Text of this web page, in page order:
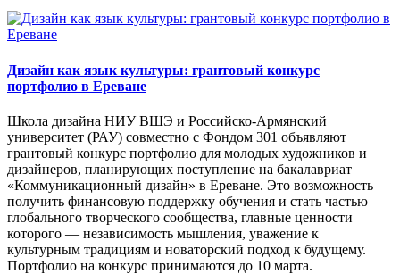
Дизайн как язык культуры: грантовый конкурс
портфолио в Ереване
Школа дизайна НИУ ВШЭ и Российско-Армянский
университет (РАУ) совместно с Фондом 301 объявляют
грантовый конкурс портфолио для молодых художников и
дизайнеров, планирующих поступление на бакалавриат
«Коммуникационный дизайн» в Ереване. Это возможность
получить финансовую поддержку обучения и стать частью
глобального творческого сообщества, главные ценности
которого — независимость мышления, уважение к
культурным традициям и новаторский подход к будущему.
Портфолио на конкурс принимаются до 10 марта.